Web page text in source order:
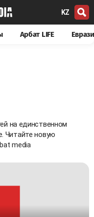
KZ
Арбат LIFE
на единственном
Читайте новую
media